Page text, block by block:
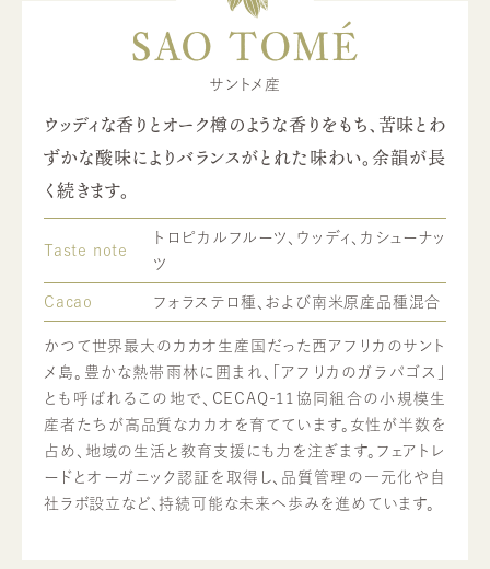
SAO TOMÉ
サントメ産
ウッディな香りとオーク樽のような香りをもち、苦味とわ
ずかな酸味によりバランスがとれた味わい。余韻が長
く続きます。
Taste note
トロピカルフルーツ、ウッディ、カシューナッ
ツ
Cacao フォラステロ種、および南米原産品種混合
かつて世界最大のカカオ生産国だった西アフリカのサント
メ島。豊かな熱帯雨林に囲まれ、「アフリカのガラパゴス」
とも呼ばれるこの地で、CECAQ-11協同組合の小規模生
産者たちが高品質なカカオを育てています。女性が半数を
占め、地域の生活と教育支援にも力を注ぎます。フェアトレ
ードとオーガニック認証を取得し、品質管理の一元化や自
社ラボ設立など、持続可能な未来へ歩みを進めています。